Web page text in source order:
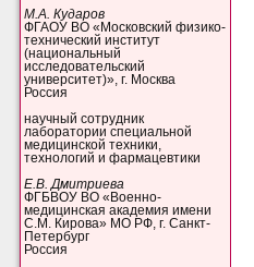
М.А. Кударов
ФГАОУ ВО «Московский физико-
технический институт
(национальный
исследовательский
университет)», г. Москва
Россия
научный сотрудник
лаборатории специальной
медицинской техники,
технологий и фармацевтики
Е.В. Дмитриева
ФГБВОУ ВО «Военно-
медицинская академия имени
С.М. Кирова» МО РФ, г. Санкт-
Петербург
Россия